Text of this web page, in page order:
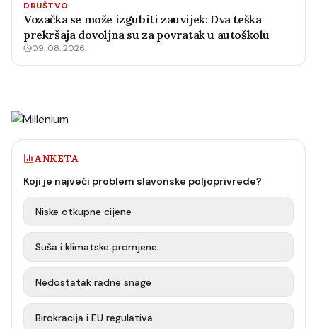
DRUŠTVO
Vozačka se može izgubiti zauvijek: Dva teška
prekršaja dovoljna su za povratak u autoškolu
09. 08. 2026.
ANKETA
Koji je najveći problem slavonske poljoprivrede?
Niske otkupne cijene
Suša i klimatske promjene
Nedostatak radne snage
Birokracija i EU regulativa